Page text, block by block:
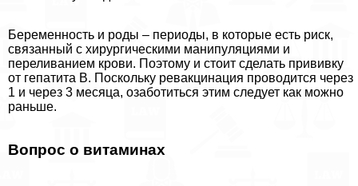
Беременность и роды – периоды, в которые есть риск,
связанный с хирургическими манипуляциями и
переливанием крови. Поэтому и стоит сделать прививку
от гепатита В. Поскольку ревакцинация проводится через
1 и через 3 месяца, озаботиться этим следует как можно
раньше.
Вопрос о витаминах